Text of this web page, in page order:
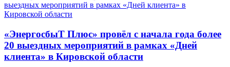
«ЭнергосбыТ Плюс» провёл с начала года более
20 выездных мероприятий в рамках «Дней
клиента» в Кировской области